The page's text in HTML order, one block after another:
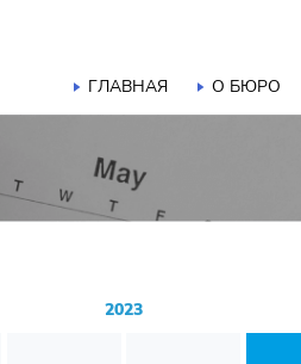
ГЛАВНАЯ О БЮРО
2023